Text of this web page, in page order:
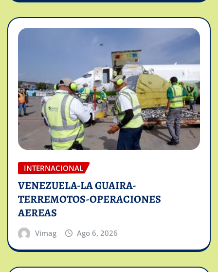
INTERNACIONAL
VENEZUELA-LA GUAIRA-
TERREMOTOS-OPERACIONES
AEREAS
Vimag Ago 6, 2026